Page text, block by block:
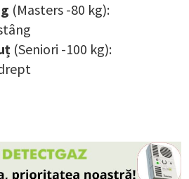
(Masters -80 kg):
(Seniori -100 kg):